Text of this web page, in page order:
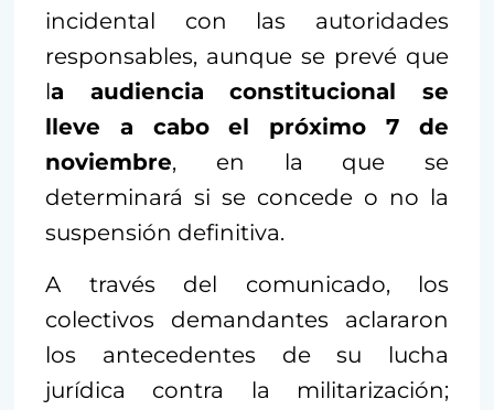
incidental con las autoridades
responsables, aunque se prevé que
la audiencia constitucional se
lleve a cabo el próximo 7 de
noviembre, en la que se
determinará si se concede o no la
suspensión definitiva.
A través del comunicado, los
colectivos demandantes aclararon
los antecedentes de su lucha
jurídica contra la militarización;